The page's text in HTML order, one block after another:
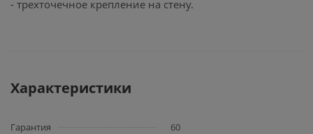
- трехточечное крепление на стену.
Характеристики
Гарантия
60